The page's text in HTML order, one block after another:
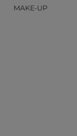
MAKE-UP